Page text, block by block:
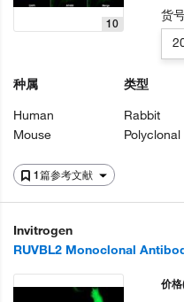
1篇参考文献
10
种属
Human
Mouse
类型
Rabbit
Polyclonal
货
Invitrogen
RUVBL2 Monoclonal
价格